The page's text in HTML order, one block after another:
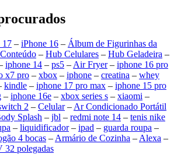
17 – iPhone 16 – Álbum de Figurinhas da
– Hub Celulares – Hub Geladeira –
iphone 14 – ps5 – Air Fryer– iphone 16 pro
x7 pro – xbox – iphone – creatina – whey
kindle – iphone 17 pro max – iphone 15 pro
– iphone 16e – xbox series s – xiaomi –
2 – Celular– Ar Condicionado Portátil
Splash – jbl – redmi note 14 – tenis nike
– liquidificador– ipad – guarda roupa –
4 bocas – Armário de Cozinha – Alexa –
32 polegadas